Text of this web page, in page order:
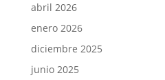
abril 2026
enero 2026
diciembre 2025
junio 2025